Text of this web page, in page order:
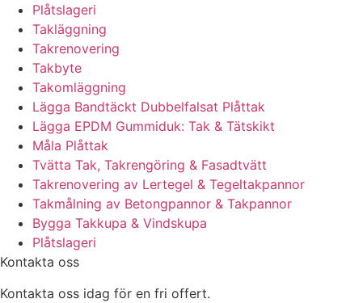
Plåtslageri
Takläggning
Takrenovering
Takbyte
Takomläggning
Lägga Bandtäckt Dubbelfalsat Plåttak
Lägga EPDM Gummiduk: Tak & Tätskikt
Måla Plåttak
Tvätta Tak, Takrengöring & Fasadtvätt
Takrenovering av Lertegel & Tegeltakpannor
Takmålning av Betongpannor & Takpannor
Bygga Takkupa & Vindskupa
Plåtslageri
Kontakta oss
Kontakta oss idag för en fri offert.